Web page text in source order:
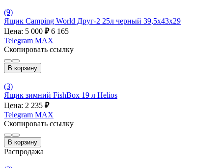
(9)
Ящик Camping World Друг-2 25л черный 39,5х43х29
Цена: 5 000 ₽ 6 165
Telegram MAX
Скопировать ссылку
В корзину
(3)
Ящик зимний FishBox 19 л Helios
Цена: 2 235 ₽
Telegram MAX
Скопировать ссылку
В корзину
Распродажа